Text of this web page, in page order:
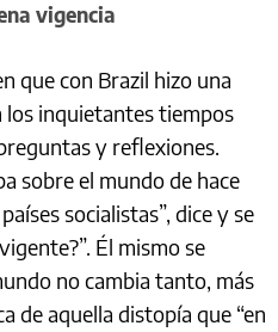
vigencia
que con Brazil hizo una
los inquietantes tiempos
y reflexiones.
sobre el mundo de hace
socialistas”, dice y se
Él mismo se
no cambia tanto, más
de aquella distopía que “en